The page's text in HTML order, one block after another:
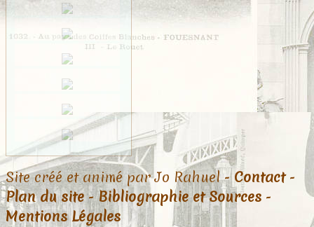
Site créé et animé par Jo Rahuel - Contact-
Plan du site-Bibliographie et Sources -
Mentions Légales